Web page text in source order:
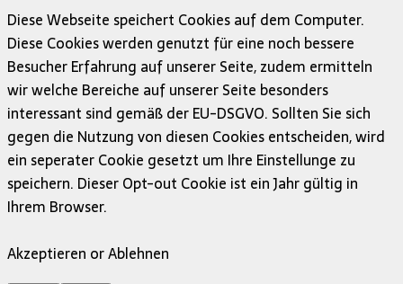
Diese Webseite speichert Cookies auf dem Computer.
Diese Cookies werden genutzt für eine noch bessere
Besucher Erfahrung auf unserer Seite, zudem ermitteln
wir welche Bereiche auf unserer Seite besonders
interessant sind gemäß der EU-DSGVO. Sollten Sie sich
gegen die Nutzung von diesen Cookies entscheiden, wird
ein seperater Cookie gesetzt um Ihre Einstellunge zu
speichern. Dieser Opt-out Cookie ist ein Jahr gültig in
Ihrem Browser.
Akzeptieren or Ablehnen